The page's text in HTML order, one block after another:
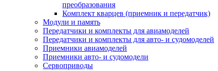
преобразования
Комплект кварцев (приемник и передатчик)
Модули и память
Передатчики и комплекты для авиамоделей
Передатчики и комплекты для авто- и судомоделей
Приемники авиамоделей
Приемники авто- и судомодели
Сервоприводы